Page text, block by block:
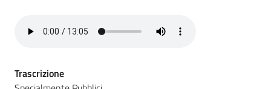
Trascrizione